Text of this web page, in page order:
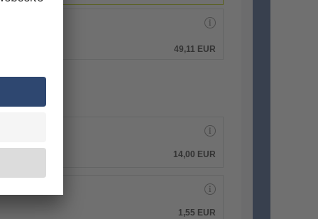
49,11 EUR
14,00 EUR
1,55 EUR